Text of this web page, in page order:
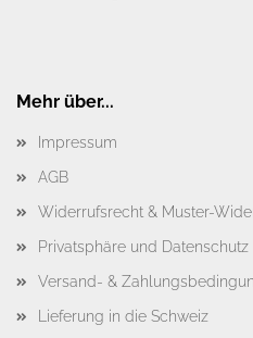
Mehr über...
Impressum
AGB
Widerrufsrecht & Muster-
Privatsphäre und Datenschutz
Versand- &
Lieferung in die Schweiz